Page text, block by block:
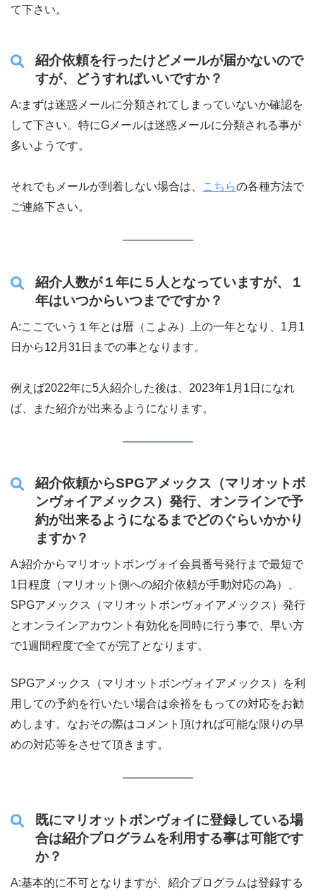
て下さい。
紹介依頼を行ったけどメールが届かないので
すが、どうすればいいですか？
A:まずは迷惑メールに分類されてしまっていないか確認を
して下さい。特にGメールは迷惑メールに分類される事が
多いようです。
それでもメールが到着しない場合は、 こちらの各種方法で
ご連絡下さい。
紹介人数が１年に５人となっていますが、１
年はいつからいつまでですか？
A:ここでいう１年とは暦（こよみ）上の一年となり、1月1
日から12月31日までの事となります。
例えば2022年に5人紹介した後は、2023年1月1日になれ
ば、また紹介が出来るようになります。
紹介依頼からSPGアメックス（マリオットボ
ンヴォイアメックス）発行、オンラインで予
約が出来るようになるまでどのぐらいかかり
ますか？
A:紹介からマリオットボンヴォイ会員番号発行まで最短で
1日程度（マリオット側への紹介依頼が手動対応の為）、
SPGアメックス（マリオットボンヴォイアメックス）発行
とオンラインアカウント有効化を同時に行う事で、早い方
で1週間程度で全てが完了となります。
SPGアメックス（マリオットボンヴォイアメックス）を利
用しての予約を行いたい場合は余裕をもっての対応をお勧
めします。なおその際はコメント頂ければ可能な限りの早
めの対応等をさせて頂きます。
既にマリオットボンヴォイに登録している場
合は紹介プログラムを利用する事は可能です
か？
A:基本的に不可となりますが、紹介プログラムは登録する